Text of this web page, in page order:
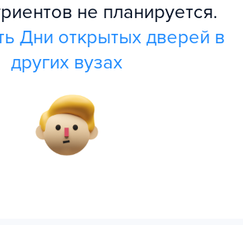
не планируется.
Дни открытых дверей в
других вузах